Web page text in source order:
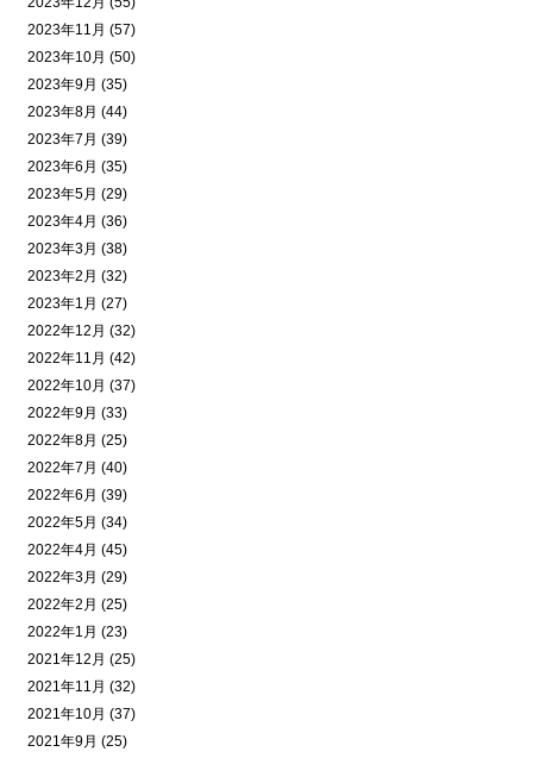
2023年11月 (57)
2023年10月 (50)
2023年9月 (35)
2023年8月 (44)
2023年7月 (39)
2023年6月 (35)
2023年5月 (29)
2023年4月 (36)
2023年3月 (38)
2023年2月 (32)
2023年1月 (27)
2022年12月 (32)
2022年11月 (42)
2022年10月 (37)
2022年9月 (33)
2022年8月 (25)
2022年7月 (40)
2022年6月 (39)
2022年5月 (34)
2022年4月 (45)
2022年3月 (29)
2022年2月 (25)
2022年1月 (23)
2021年12月 (25)
2021年11月 (32)
2021年10月 (37)
2021年9月 (25)